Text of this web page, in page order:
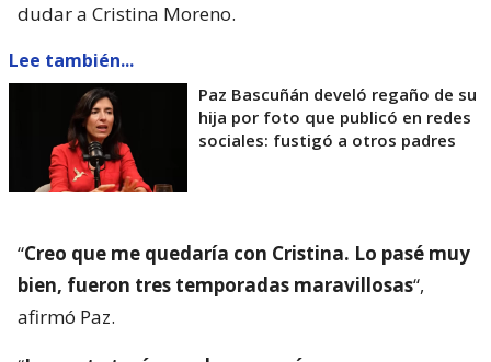
dudar a Cristina Moreno.
Lee también...
Paz Bascuñán develó regaño de su
hija por foto que publicó en redes
sociales: fustigó a otros padres
“Creo que me quedaría con Cristina. Lo pasé muy
bien, fueron tres temporadas maravillosas“,
afirmó Paz.